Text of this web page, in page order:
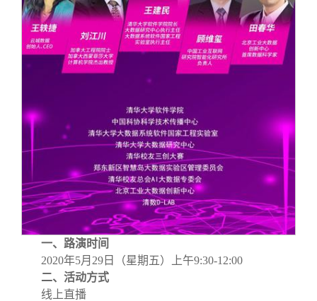
一、路演时间
2020年5月29日（星期五）上午9:30-12:00
二、活动方式
线上直播